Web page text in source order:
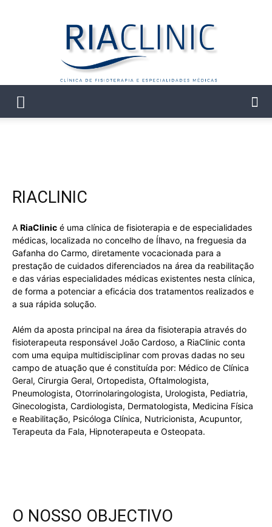
RIACLINIC
A RiaClinic é uma clínica de fisioterapia e de especialidades
médicas, localizada no concelho de Ílhavo, na freguesia da
Gafanha do Carmo, diretamente vocacionada para a
prestação de cuidados diferenciados na área da reabilitação
e das várias especialidades médicas existentes nesta clínica,
de forma a potenciar a eficácia dos tratamentos realizados e
a sua rápida solução.
Além da aposta principal na área da fisioterapia através do
fisioterapeuta responsável João Cardoso, a RiaClinic conta
com uma equipa multidisciplinar com provas dadas no seu
campo de atuação que é constituída por: Médico de Clínica
Geral, Cirurgia Geral, Ortopedista, Oftalmologista,
Pneumologista, Otorrinolaringologista, Urologista, Pediatria,
Ginecologista, Cardiologista, Dermatologista, Medicina Física
e Reabilitação, Psicóloga Clínica, Nutricionista, Acupuntor,
Terapeuta da Fala, Hipnoterapeuta e Osteopata.
O NOSSO OBJECTIVO